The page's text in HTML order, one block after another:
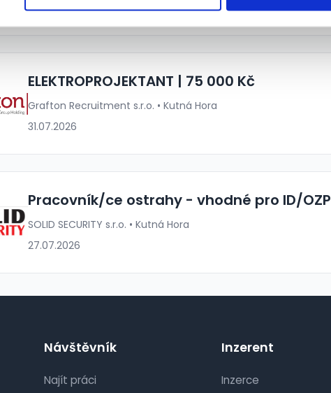
31.07.2026
ELEKTROPROJEKTANT | 75 000 Kč
Grafton Recruitment s.r.o. • Kutná Hora
31.07.2026
Pracovník/ce ostrahy - vhodné pro ID/OZP
SOLID SECURITY s.r.o. • Kutná Hora
27.07.2026
Návštěvník
Najít práci
Inzerent
Inzerce